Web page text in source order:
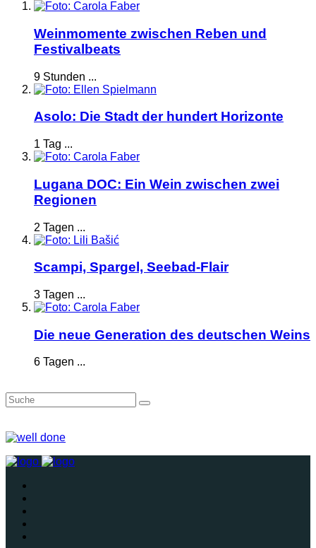
Weinmomente zwischen Reben und
Festivalbeats
9 Stunden ...
Asolo: Die Stadt der hundert Horizonte
1 Tag ...
Lugana DOC: Ein Wein zwischen zwei
Regionen
2 Tagen ...
Scampi, Spargel, Seebad-Flair
3 Tagen ...
Die neue Generation des deutschen Weins
6 Tagen ...